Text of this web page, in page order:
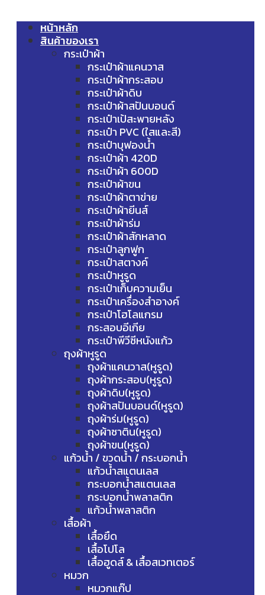
หน้าหลัก
สินค้าของเรา
กระเป๋าผ้า
กระเป๋าผ้าแคนวาส
กระเป๋าผ้ากระสอบ
กระเป๋าผ้าดิบ
กระเป๋าผ้าสปันบอนด์
กระเป๋าเป้สะพายหลัง
กระเป๋า PVC (ใสและสี)
กระเป๋าบุฟองน้ำ
กระเป๋าผ้า 420D
กระเป๋าผ้า 600D
กระเป๋าผ้าขน
กระเป๋าผ้าตาข่าย
กระเป๋าผ้ายีนส์
กระเป๋าผ้าร่ม
กระเป๋าผ้าสักหลาด
กระเป๋าลูกฟูก
กระเป๋าสตางค์
กระเป๋าหูรูด
กระเป๋าเก็บความเย็น
กระเป๋าเครื่องสำอางค์
กระเป๋าโฮโลแกรม
กระสอบอีเกีย
กระเป๋าพีวีซีหนังแก้ว
ถุงผ้าหูรูด
ถุงผ้าแคนวาส(หูรูด)
ถุงผ้ากระสอบ(หูรูด)
ถุงผ้าดิบ(หูรูด)
ถุงผ้าสปันบอนด์(หูรูด)
ถุงผ้าร่ม(หูรูด)
ถุงผ้าซาติน(หูรูด)
ถุงผ้าขน(หูรูด)
แก้วน้ำ / ขวดน้ำ / กระบอกน้ำ
แก้วน้ำสแตนเลส
กระบอกน้ำสแตนเลส
กระบอกน้ำพลาสติก
แก้วน้ำพลาสติก
เสื้อผ้า
เสื้อยืด
เสื้อโปโล
เสื้อฮูดส์ & เสื้อสเวทเตอร์
หมวก
หมวกแก๊ป